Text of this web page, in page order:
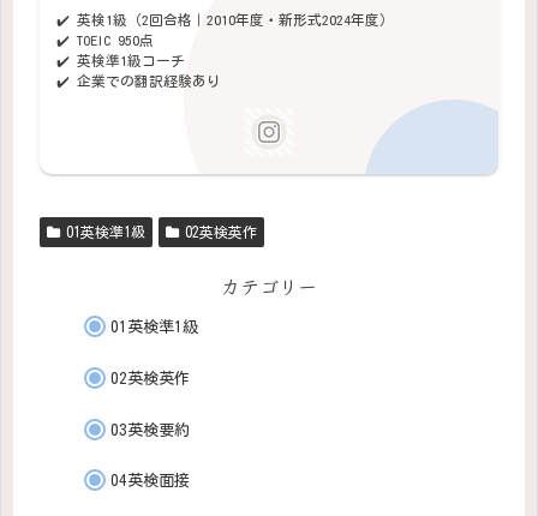
✔️ 英検1級（2回合格｜2010年度・新形式2024年度）
✔️ TOEIC 950点
✔️ 英検準1級コーチ
✔️ 企業での翻訳経験あり
01英検準1級 02英検英作
カテゴリー
01英検準1級
02英検英作
03英検要約
04英検面接